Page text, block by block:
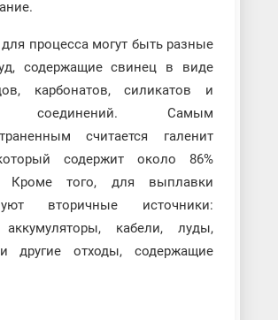
процесса могут быть разные
содержащие свинец в виде
карбонатов, силикатов и
соединений. Самым
считается галенит
содержит около 86%
Кроме того, для выплавки
вторичные источники:
кабели, луды,
другие отходы, содержащие